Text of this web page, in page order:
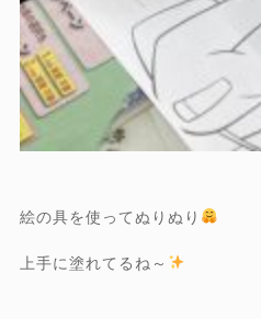
絵の具を使ってぬりぬり
上手に塗れてるね～